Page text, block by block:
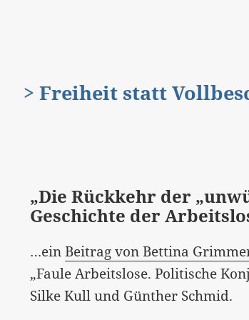
> Freiheit statt
„Die Rück­kehr der
Geschichte der
…einBeitrag von Bettina
„Faule Arbeitslose. Politische
Silke Kull und Günther Schmid.